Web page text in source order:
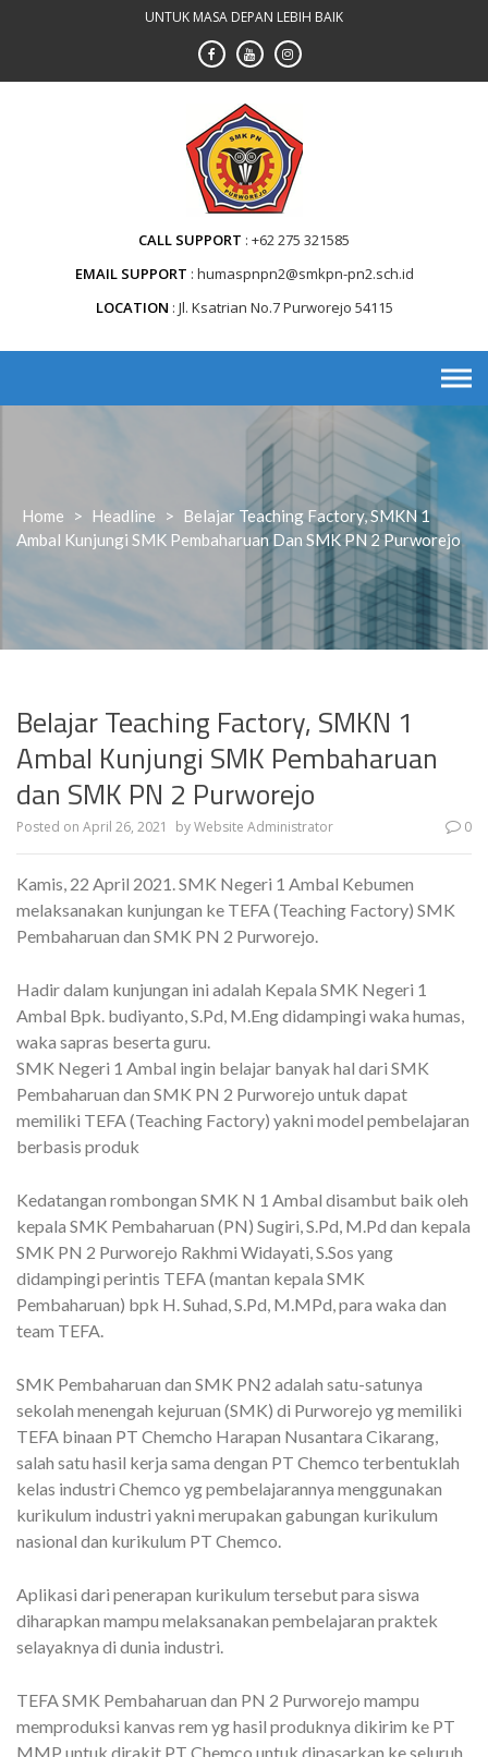
UNTUK MASA DEPAN LEBIH BAIK
CALL SUPPORT +62 275 321585
EMAIL SUPPORT humaspnpn2@smkpn-pn2.sch.id
LOCATION Jl. Ksatrian No.7 Purworejo 54115
Home > Headline > Belajar Teaching Factory, SMKN 1
Ambal Kunjungi SMK Pembaharuan Dan SMK PN 2 Purworejo
Belajar Teaching Factory, SMKN 1
Ambal Kunjungi SMK Pembaharuan
dan SMK PN 2 Purworejo
Posted on April 26, 2021 byWebsite Administrator 0
Kamis, 22 April 2021. SMK Negeri 1 Ambal Kebumen
melaksanakan kunjungan ke TEFA (Teaching Factory) SMK
Pembaharuan dan SMK PN 2 Purworejo.
Hadir dalam kunjungan ini adalah Kepala SMK Negeri 1
Ambal Bpk. budiyanto, S.Pd, M.Eng didampingi waka humas,
waka sapras beserta guru.
SMK Negeri 1 Ambal ingin belajar banyak hal dari SMK
Pembaharuan dan SMK PN 2 Purworejo untuk dapat
memiliki TEFA (Teaching Factory) yakni model pembelajaran
berbasis produk
Kedatangan rombongan SMK N 1 Ambal disambut baik oleh
kepala SMK Pembaharuan (PN) Sugiri, S.Pd, M.Pd dan kepala
SMK PN 2 Purworejo Rakhmi Widayati, S.Sos yang
didampingi perintis TEFA (mantan kepala SMK
Pembaharuan) bpk H. Suhad, S.Pd, M.MPd, para waka dan
team TEFA.
SMK Pembaharuan dan SMK PN2 adalah satu-satunya
sekolah menengah kejuruan (SMK) di Purworejo yg memiliki
TEFA binaan PT Chemcho Harapan Nusantara Cikarang,
salah satu hasil kerja sama dengan PT Chemco terbentuklah
kelas industri Chemco yg pembelajarannya menggunakan
kurikulum industri yakni merupakan gabungan kurikulum
nasional dan kurikulum PT Chemco.
Aplikasi dari penerapan kurikulum tersebut para siswa
diharapkan mampu melaksanakan pembelajaran praktek
selayaknya di dunia industri.
TEFA SMK Pembaharuan dan PN 2 Purworejo mampu
memproduksi kanvas rem yg hasil produknya dikirim ke PT
MMP untuk dirakit PT Chemco untuk dipasarkan ke seluruh